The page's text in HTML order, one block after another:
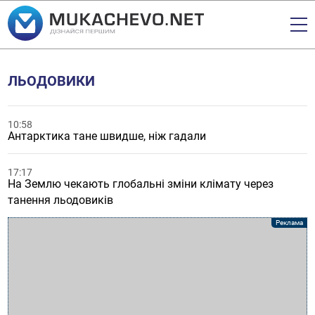
ЛЬОДОВИКИ
10:58
Антарктика тане швидше, ніж гадали
17:17
На Землю чекають глобальні зміни клімату через
танення льодовиків